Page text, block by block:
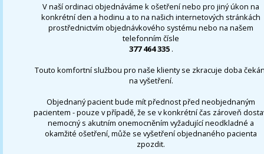
V naší ordinaci objednáváme k ošetření nebo pro jiný úkon na
konkrétní den a hodinu a to na našich internetových stránkách
prostřednictvím objednávkového systému nebo na našem
telefonním čísle
377 464 335 .
Touto komfortní službou pro naše klienty se zkracuje doba
na vyšetření.
Objednaný pacient bude mít přednost před neobjednaným
pacientem - pouze v případě, že se v konkrétní čas zároveň
nemocný s akutním onemocněním vyžadující neodkladné a
okamžité ošetření, může se vyšetření objednaného pacienta
zpozdit.